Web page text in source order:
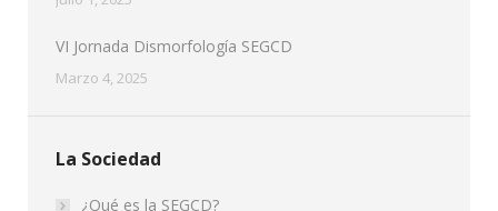
VI Jornada Dismorfología SEGCD
Marzo 4, 2025
La Sociedad
¿Qué es la SEGCD?